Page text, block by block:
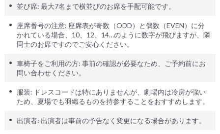
並び席: 最大7名まで横並びのお席を手配可能です。
座席番号の注意: 座席表が奇数（ODD）と偶数（EVEN）に分
かれている場合、10、12、14…のように数字が飛びますが、隣
同士のお席ですのでご安心ください。
車椅子をご利用の方: 事前の確認が必要なため、ご予約前にお
問い合わせください。
服装: ドレスコードは特にありませんが、劇場内は冷房が強い
ため、夏場でも羽織るものを持参することをおすすめします。
出演者: 出演者は事前の予告なく変更になる場合があります。